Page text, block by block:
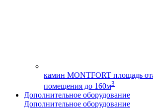
камин MONTFORT площадь
помещения до 160м3
Дополнительное оборудование
Дополнительное оборудование